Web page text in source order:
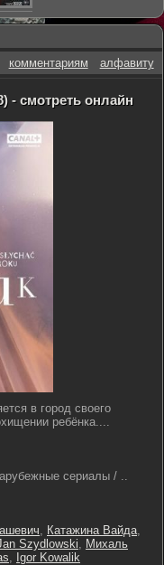
комментариям алфавиту
- смотреть онлайн
в город своего
ребёнка....
сериалы / ..
, Катажина Вайда,
Szydlowski, Михаль
, Igor Kowalik